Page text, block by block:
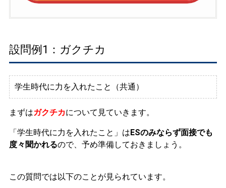
設問例1：ガクチカ
学生時代に力を入れたこと（共通）
まずはガクチカについて見ていきます。
「学生時代に力を入れたこと」はESのみならず面接でも
度々聞かれるので、予め準備しておきましょう。
この質問では以下のことが見られています。